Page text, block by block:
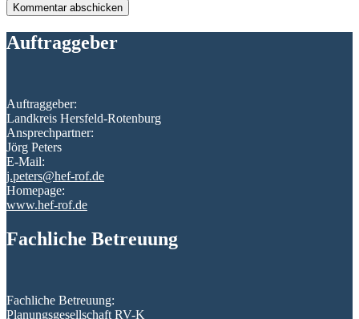
Auftraggeber
Auftraggeber:
Landkreis Hersfeld-Rotenburg
Ansprechpartner:
Jörg Peters
E-Mail:
j.peters@hef-rof.de
Homepage:
www.hef-rof.de
Fachliche Betreuung
Fachliche Betreuung:
Planungsgesellschaft RV-K